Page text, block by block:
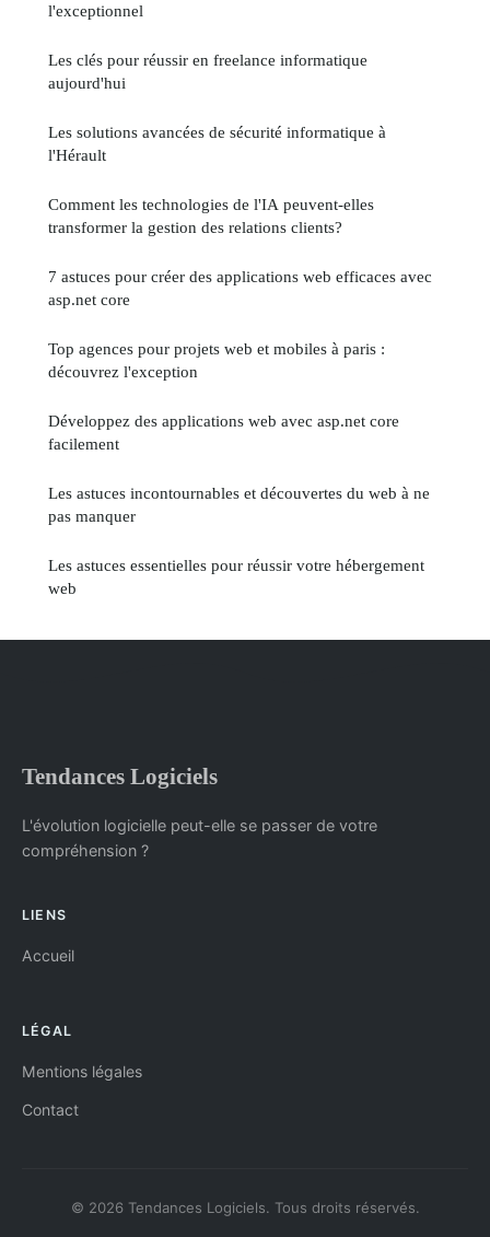
l'exceptionnel
Les clés pour réussir en freelance informatique
aujourd'hui
Les solutions avancées de sécurité informatique à
l'Hérault
Comment les technologies de l'IA peuvent-elles
transformer la gestion des relations clients?
7 astuces pour créer des applications web efficaces avec
asp.net core
Top agences pour projets web et mobiles à paris :
découvrez l'exception
Développez des applications web avec asp.net core
facilement
Les astuces incontournables et découvertes du web à ne
pas manquer
Les astuces essentielles pour réussir votre hébergement
web
Tendances Logiciels
L'évolution logicielle peut-elle se passer de votre
compréhension ?
LIENS
Accueil
LÉGAL
Mentions légales
Contact
© 2026 Tendances Logiciels. Tous droits réservés.